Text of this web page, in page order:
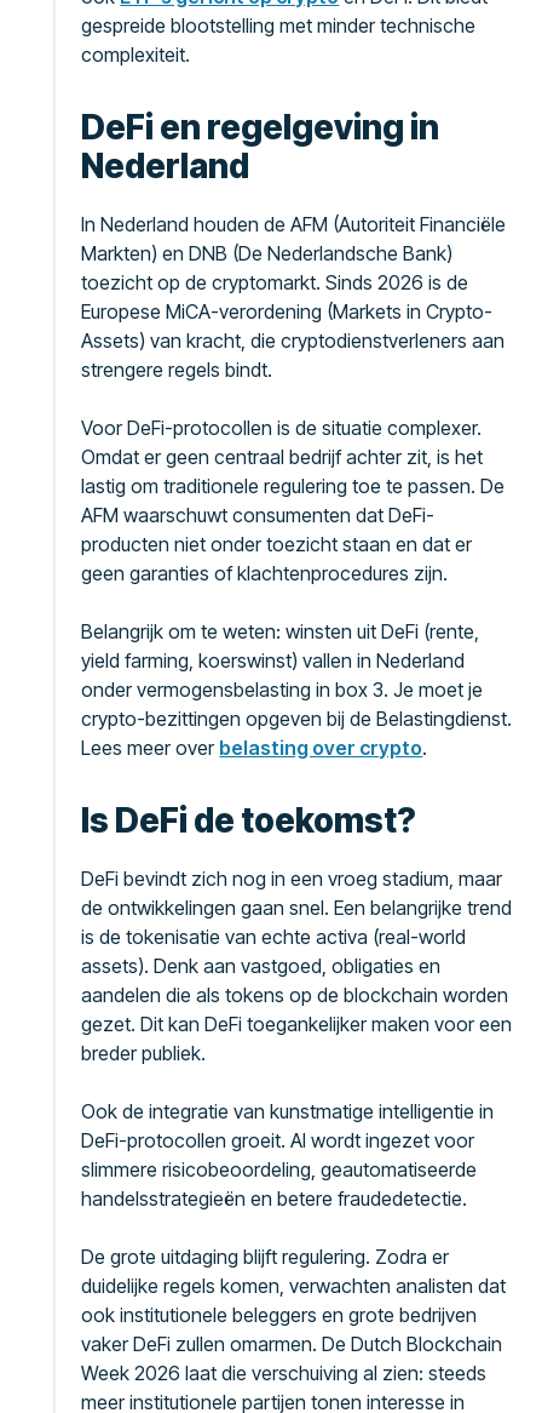
gespreide blootstelling met minder technische
complexiteit.
DeFi en regelgeving in
Nederland
In Nederland houden de AFM (Autoriteit Financiële
Markten) en DNB (De Nederlandsche Bank)
toezicht op de cryptomarkt. Sinds 2026 is de
Europese MiCA-verordening (Markets in Crypto-
Assets) van kracht, die cryptodienstverleners aan
strengere regels bindt.
Voor DeFi-protocollen is de situatie complexer.
Omdat er geen centraal bedrijf achter zit, is het
lastig om traditionele regulering toe te passen. De
AFM waarschuwt consumenten dat DeFi-
producten niet onder toezicht staan en dat er
geen garanties of klachtenprocedures zijn.
Belangrijk om te weten: winsten uit DeFi (rente,
yield farming, koerswinst) vallen in Nederland
onder vermogensbelasting in box 3. Je moet je
crypto-bezittingen opgeven bij de Belastingdienst.
Lees meer over belasting over crypto.
Is DeFi de toekomst?
DeFi bevindt zich nog in een vroeg stadium, maar
de ontwikkelingen gaan snel. Een belangrijke trend
is de tokenisatie van echte activa (real-world
assets). Denk aan vastgoed, obligaties en
aandelen die als tokens op de blockchain worden
gezet. Dit kan DeFi toegankelijker maken voor een
breder publiek.
Ook de integratie van kunstmatige intelligentie in
DeFi-protocollen groeit. AI wordt ingezet voor
slimmere risicobeoordeling, geautomatiseerde
handelsstrategieën en betere fraudedetectie.
De grote uitdaging blijft regulering. Zodra er
duidelijke regels komen, verwachten analisten dat
ook institutionele beleggers en grote bedrijven
vaker DeFi zullen omarmen. De Dutch Blockchain
Week 2026 laat die verschuiving al zien: steeds
meer institutionele partijen tonen interesse in